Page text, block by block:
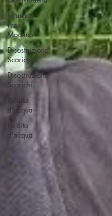
Idraulico
Prov.
Modena
Disostruzione
Scarichi
Disostruzione
Scarichi
Perdita
d'acqua
Perdita
d'acqua